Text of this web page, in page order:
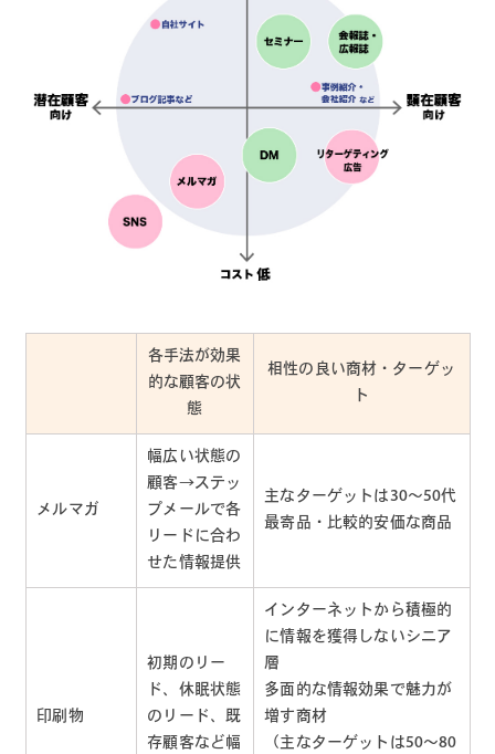
各手法が効果
的な顧客の状
態
相性の良い商材・ターゲッ
ト
メルマガ
幅広い状態の
顧客→ステッ
プメールで各
リードに合わ
せた情報提供
主なターゲットは30〜50代
最寄品・比較的安価な商品
印刷物
初期のリー
ド、休眠状態
のリード、既
存顧客など幅
インターネットから積極的
に情報を獲得しないシニア
層
多面的な情報効果で魅力が
増す商材
（主なターゲットは50〜80